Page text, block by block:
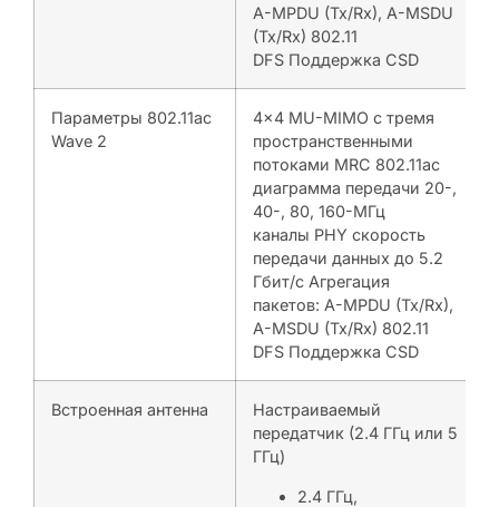
A-MPDU (Tx/Rx), A-MSDU
(Tx/Rx) 802.11
DFS Поддержка CSD
Параметры 802.11ac
Wave 2
4×4 MU-MIMO с тремя
пространственными
потоками MRC 802.11ac
диаграмма передачи 20-,
40-, 80, 160-МГц
каналы PHY скорость
передачи данных до 5.2
Гбит/с Агрегация
пакетов: A-MPDU (Tx/Rx),
A-MSDU (Tx/Rx) 802.11
DFS Поддержка CSD
Встроенная антенна
Настраиваемый
передатчик (2.4 ГГц или 5
ГГц)
2.4 ГГц,